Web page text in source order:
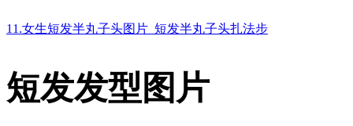
11.女生短发半丸子头图片_短发半丸子头扎法步
短发发型图片